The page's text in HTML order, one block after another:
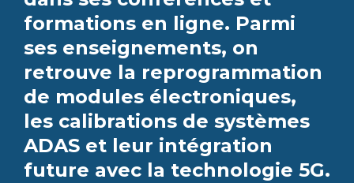
formations en ligne. Parmi
ses enseignements, on
retrouve la reprogrammation
de modules électroniques,
les calibrations de systèmes
ADAS et leur intégration
future avec la technologie 5G.